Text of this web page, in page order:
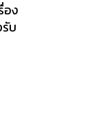
อง
บ